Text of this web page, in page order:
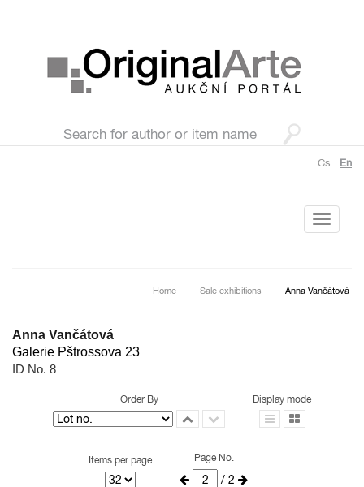
Cs En
Toggle
Home Sale exhibitions Anna Vančátová
Anna Vančátová
Galerie Pštrossova 23
ID No. 8
Order By Display mode
Items per page Page No.
/ 2